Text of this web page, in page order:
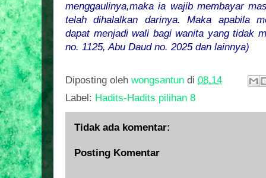
menggaulinya,maka ia wajib membayar
telah dihalalkan darinya. Maka apabila
dapat menjadi wali bagi wanita yang tidak
no. 1125, Abu Daud no. 2025 dan lainnya)
Diposting oleh wongsantun di 08.14
Label: Hadits-Hadits pilihan 8
Tidak ada komentar:
Posting Komentar